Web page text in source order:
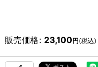
販売価格: 23,100円(税込)